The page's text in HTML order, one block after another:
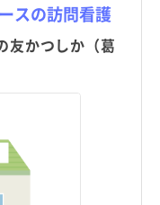
スの訪問看護
友かつしか（葛